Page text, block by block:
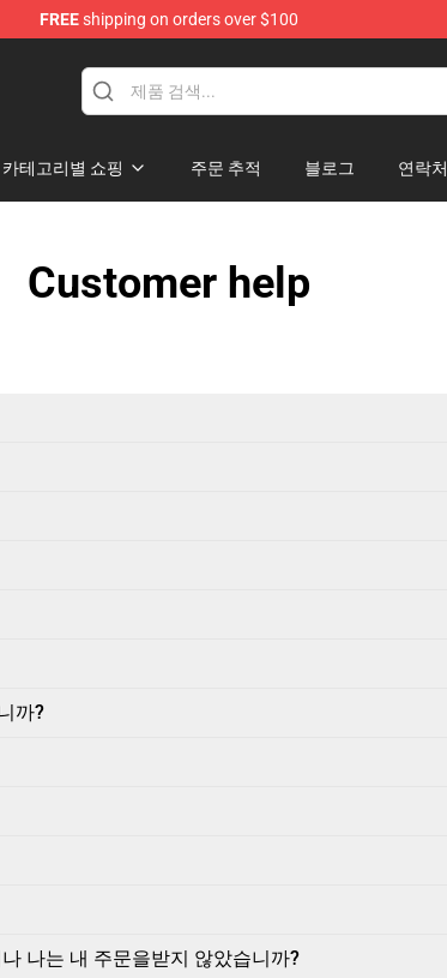
FREEshipping on orders over $100
카테고리별 쇼핑 주문 추적 블로그 연락처
Customer help
까?
나는 내 주문을받지 않았습니까?